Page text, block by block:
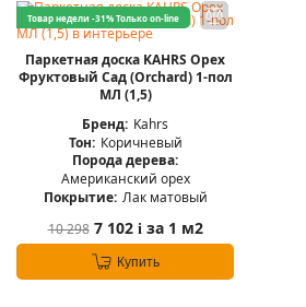
Товар недели -31%Только on-line
Паркетная доска KAHRS Орех
Фруктовый Сад (Orchard) 1-пол
МЛ (1,5)
Бренд: Kahrs
Тон: Коричневый
Порода дерева:
Американский орех
Покрытие: Лак матовый
10 298 7 102 iза 1 м2
Купить